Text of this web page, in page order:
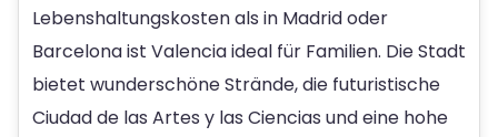
Lebenshaltungskosten als in Madrid oder
Barcelona ist Valencia ideal für Familien. Die Stadt
bietet wunderschöne Strände, die futuristische
Ciudad de las Artes y las Ciencias und eine hohe